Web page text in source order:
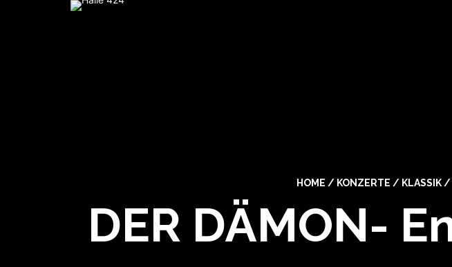
HOME / KONZERTE / KLASSIK /
DER DÄMON-